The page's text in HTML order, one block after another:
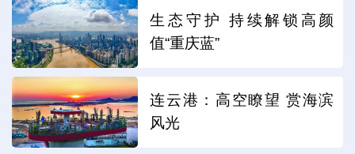
生态守护 持续解锁高颜
值“重庆蓝”
连云港：高空瞭望 赏海滨
风光